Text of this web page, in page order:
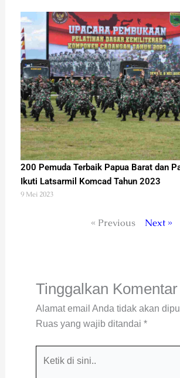
200 Pemuda Terbaik Papua Barat dan
Ikuti Latsarmil Komcad Tahun 2023
9 Mei 2023
« Previous Next »
Tinggalkan Komentar
Alamat email Anda tidak akan
Ruas yang wajib ditandai *